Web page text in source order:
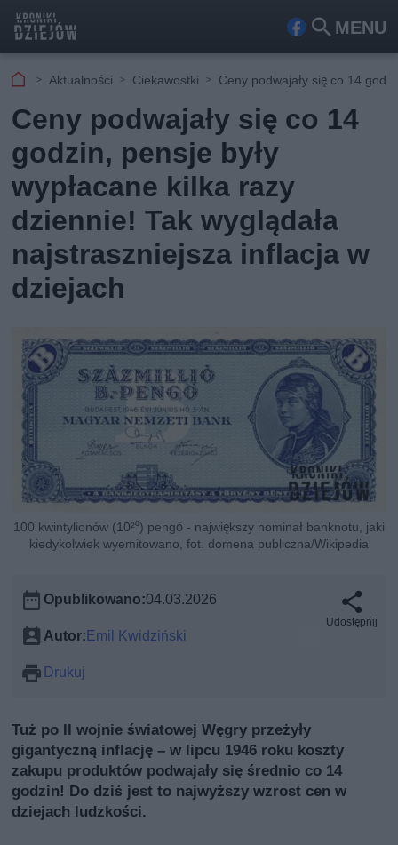
MENU
Fa
ceb
ook
Szu
kaj
Aktualności Ciekawostki Ceny podwajały się co 14
Ceny podwajały się co 14
godzin, pensje były
wypłacane kilka razy
dziennie! Tak wyglądała
najstraszniejsza inflacja w
dziejach
100 kwintylionów (10²⁰) pengő - największy nominał banknotu, jaki
kiedykolwiek wyemitowano, fot. domena publiczna/Wikipedia
Opublikowano:04.03.2026
Autor:Emil Kwidziński
Drukuj
Udostępnij
Tuż po II wojnie światowej Węgry przeżyły
gigantyczną inflację – w lipcu 1946 roku koszty
zakupu produktów podwajały się średnio co 14
godzin! Do dziś jest to najwyższy wzrost cen w
dziejach ludzkości.